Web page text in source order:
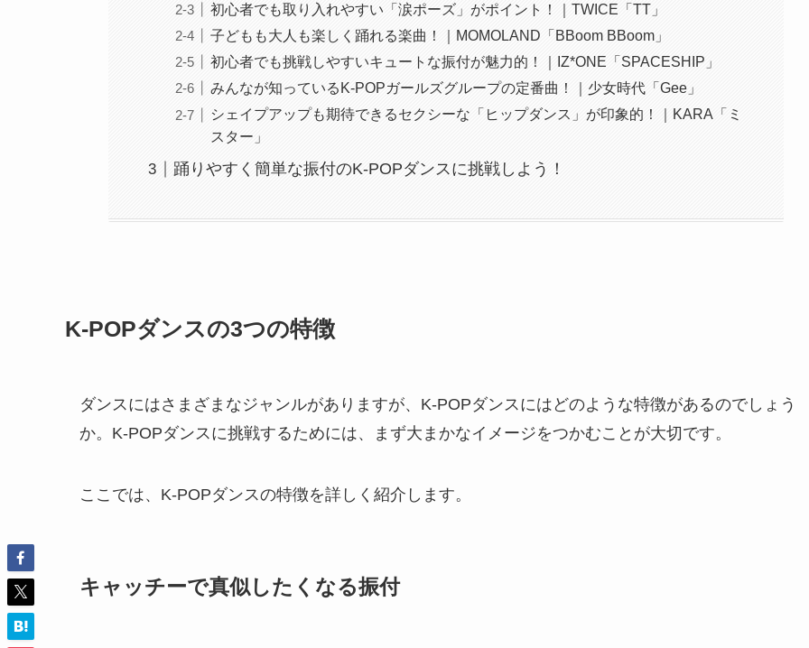
初心者でも取り入れやすい「涙ポーズ」がポイント！｜TWICE「TT」
子どもも大人も楽しく踊れる楽曲！｜MOMOLAND「BBoom BBoom」
初心者でも挑戦しやすいキュートな振付が魅力的！｜IZ*ONE「SPACESHIP」
みんなが知っているK-POPガールズグループの定番曲！｜少女時代「Gee」
シェイプアップも期待できるセクシーな「ヒップダンス」が印象的！｜KARA「ミ
スター」
踊りやすく簡単な振付のK-POPダンスに挑戦しよう！
K-POPダンスの3つの特徴
ダンスにはさまざまなジャンルがありますが、K-POPダンスにはどのような特徴があるのでしょう
か。K-POPダンスに挑戦するためには、まず大まかなイメージをつかむことが大切です。
ここでは、K-POPダンスの特徴を詳しく紹介します。
キャッチーで真似したくなる振付